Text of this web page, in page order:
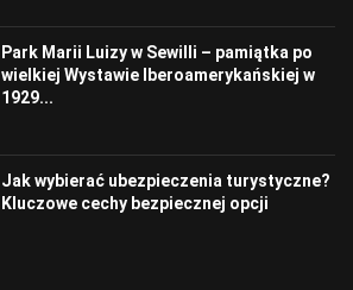
Park Marii Luizy w Sewilli – pamiątka po
wielkiej Wystawie Iberoamerykańskiej w
1929...
Jak wybierać ubezpieczenia turystyczne?
Kluczowe cechy bezpiecznej opcji